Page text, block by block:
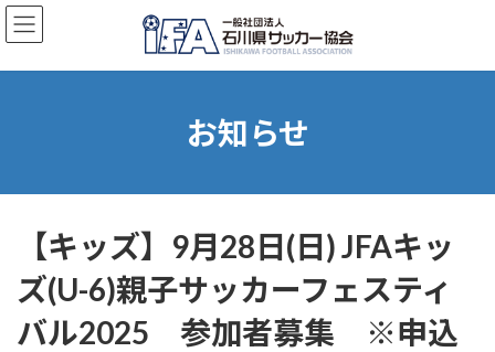
コ
ン
ン
ナ
ビ
ー
お知らせ
【キッズ】9月28日(日) JFAキッ
ズ(U-6)親子サッカーフェスティ
バル2025 参加者募集 ※申込